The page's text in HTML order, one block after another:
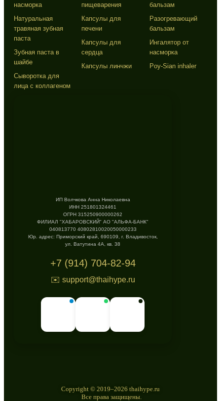
насморка
Натуральная
травяная зубная
паста
Зубная паста в
шайбе
Сыворотка для
лица с коллагеном
пищеварения
Капсулы для
печени
Капсулы для
сердца
Капсулы линчжи
бальзам
Разогревающий
бальзам
Ингалятор от
насморка
Poy-Sian inhaler
ИП Волчкова Анна Николаевна
ИНН 251801324461
ОГРН 315250900000262
ФИЛИАЛ "ХАБАРОВСКИЙ" АО "АЛЬФА-БАНК"
040813770 40802810020050000233
Юр. адрес: Приморский край, 690109, г. Владивосток,
ул. Ватутина 4А, кв. 38
+7 (914) 704-82-94
✉️ support@thaihype.ru
Copyright © 2019–2026 thaihype.ru
Все права защищены.